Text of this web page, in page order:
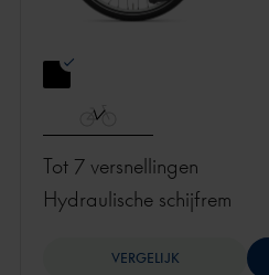
Tot 7 versnellingen
hydraulische schijfrem
VERGELIJK